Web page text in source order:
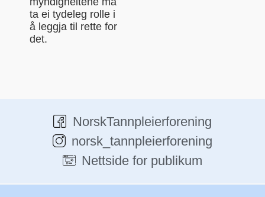
ta ei tydeleg rolle i
å leggja til rette for
det.
NorskTannpleierforening
norsk_tannpleierforening
Nettside for publikum